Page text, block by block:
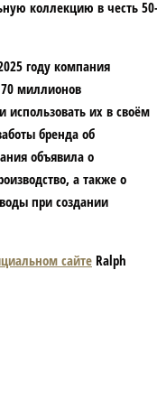
году компания
миллионов
использовать их в своём
бренда об
объявила о
а также о
при создании
сайте Ralph